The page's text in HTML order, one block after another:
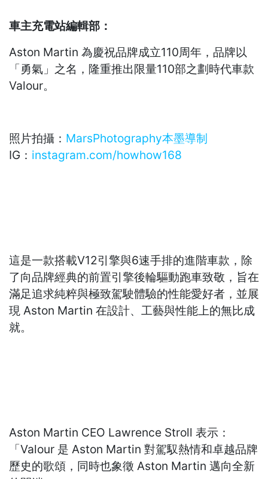
車主充電站編輯部：
Aston Martin 為慶祝品牌成立110周年，品牌以
「勇氣」之名，隆重推出限量110部之劃時代車款
Valour。
照片拍攝： MarsPhotography本墨導制
IG： instagram.com/howhow168
這是一款搭載V12引擎與6速手排的進階車款，除
了向品牌經典的前置引擎後輪驅動跑車致敬，旨在
滿足追求純粹與極致駕駛體驗的性能愛好者，並展
現 Aston Martin 在設計、工藝與性能上的無比成
就。
Aston Martin CEO Lawrence Stroll 表示：
「Valour 是 Aston Martin 對駕馭熱情和卓越品牌
歷史的歌頌，同時也象徵 Aston Martin 邁向全新